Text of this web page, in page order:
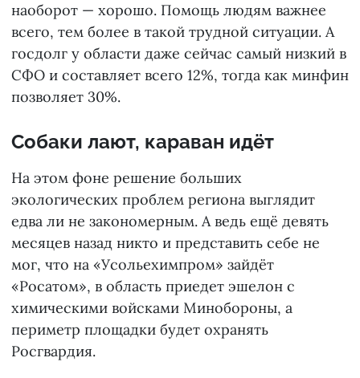
наоборот — хорошо. Помощь людям важнее
всего, тем более в такой трудной ситуации. А
госдолг у области даже сейчас самый низкий в
СФО и составляет всего 12%, тогда как минфин
позволяет 30%.
Собаки лают, караван идёт
На этом фоне решение больших
экологических проблем региона выглядит
едва ли не закономерным. А ведь ещё девять
месяцев назад никто и представить себе не
мог, что на «Усольехимпром» зайдёт
«Росатом», в область приедет эшелон с
химическими войсками Минобороны, а
периметр площадки будет охранять
Росгвардия.